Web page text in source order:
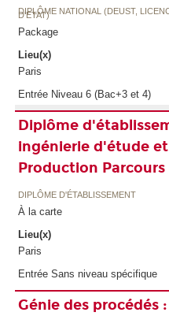
DIPLÔME NATIONAL (DEUST,
D'ETAT)
Package
Lieu(x)
Paris
Entrée Niveau 6 (Bac+3 et 4)
Diplôme
ingénierie d'étude
Production
DIPLÔME D'ÉTABLISSEMENT
À la carte
Lieu(x)
Paris
Entrée Sans niveau spécifique
Génie des procédés